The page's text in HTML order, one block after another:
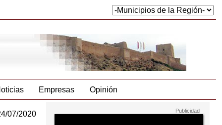
Empresas Opinión
07/2020